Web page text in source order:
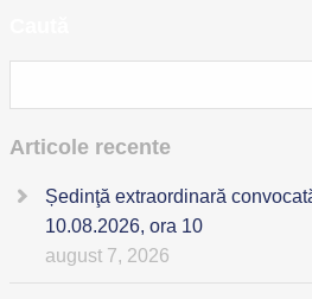
Articole recente
Ședinţă extraordinară
10.08.2026, ora 10
august 7, 2026